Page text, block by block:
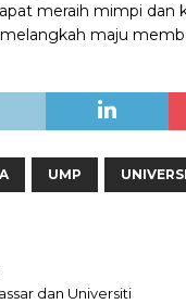
meraih mimpi dan
maju
UMP
dan Universiti